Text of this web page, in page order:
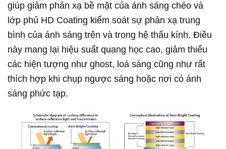
giúp giảm phản xạ bề mặt của ánh sáng chéo và
lớp phủ HD Coating kiểm soát sự phản xạ trung
bình của ánh sáng trên và trong hệ thấu kính. Điều
này mang lại hiệu suất quang học cao, giảm thiểu
các hiện tượng như ghost, loá sáng cũng như rất
thích hợp khi chụp ngược sáng hoặc nơi có ánh
sáng phức tạp.